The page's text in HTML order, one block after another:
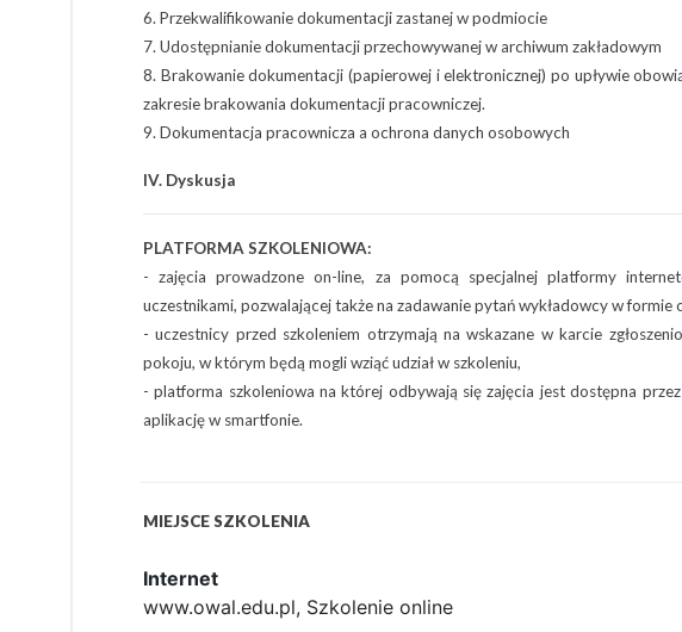
6. Przekwalifikowanie dokumentacji zastanej w podmiocie
7. Udostępnianie dokumentacji przechowywanej w archiwum zakładowym
8. Brakowanie dokumentacji (papierowej i elektronicznej) po upływie
zakresie brakowania dokumentacji pracowniczej.
9. Dokumentacja pracownicza a ochrona danych osobowych
IV. Dyskusja
PLATFORMA SZKOLENIOWA:
- zajęcia prowadzone on-line, za pomocą specjalnej platformy
uczestnikami, pozwalającej także na zadawanie pytań wykładowcy w formie
- uczestnicy przed szkoleniem otrzymają na wskazane w karcie
pokoju, w którym będą mogli wziąć udział w szkoleniu,
- platforma szkoleniowa na której odbywają się zajęcia jest dostępna
aplikację w smartfonie.
MIEJSCE SZKOLENIA
Internet
www.owal.edu.pl, Szkolenie online